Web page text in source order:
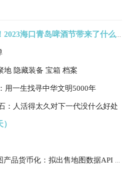
地 隐藏装备 宝箱 档案
用一生找寻中华文明5000年
：人活得太久对下一代没什么好处